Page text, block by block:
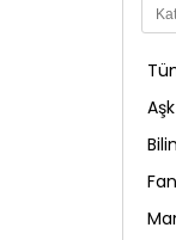
Aşk